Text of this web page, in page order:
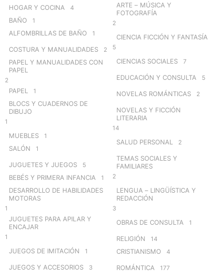
HOGAR Y COCINA 4
BAÑO 1
ALFOMBRILLAS DE BAÑO 1
COSTURA Y MANUALIDADES 2
PAPEL Y MANUALIDADES CON
PAPEL
2
PAPEL 1
BLOCS Y CUADERNOS DE
DIBUJO
1
MUEBLES 1
SALÓN 1
JUGUETES Y JUEGOS 5
BEBÉS Y PRIMERA INFANCIA 1
DESARROLLO DE HABILIDADES
MOTORAS
1
JUGUETES PARA APILAR Y
ENCAJAR
1
JUEGOS DE IMITACIÓN 1
JUEGOS Y ACCESORIOS 3
ARTE – MÚSICA Y
FOTOGRAFÍA
2
CIENCIA FICCIÓN Y FANTASÍA
5
CIENCIAS SOCIALES 7
EDUCACIÓN Y CONSULTA 5
NOVELAS ROMÁNTICAS 2
NOVELAS Y FICCIÓN
LITERARIA
14
SALUD PERSONAL 2
TEMAS SOCIALES Y
FAMILIARES
2
LENGUA – LINGÜÍSTICA Y
REDACCIÓN
3
OBRAS DE CONSULTA 1
RELIGIÓN 14
CRISTIANISMO 4
ROMÁNTICA 177